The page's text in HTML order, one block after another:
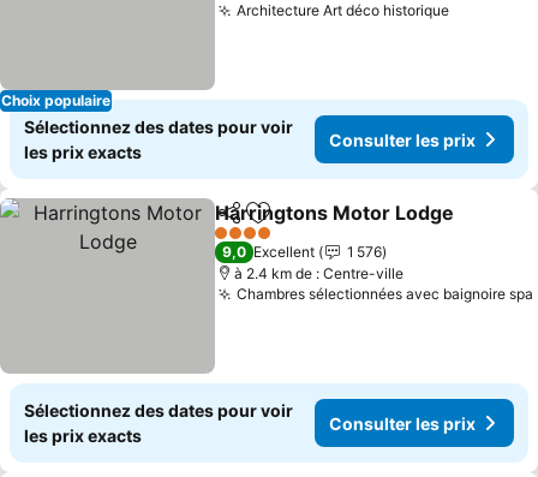
Choix populaire
Architecture Art déco historique
Sélectionnez des dates pour voir
les prix exacts
Consulter les prix
PartagerAjouter à mes favoris
Harringtons Motor Lodge
4 Étoiles
9,0 Excellent
1 576
à 2.4 km de : Centre-ville
Chambres sélectionnées avec baignoire spa
Sélectionnez des dates pour voir
les prix exacts
Consulter les prix